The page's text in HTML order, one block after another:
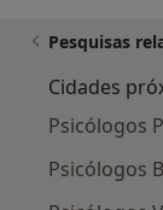
Pesquisas
Cidades
Psicólogos
Psicólogos